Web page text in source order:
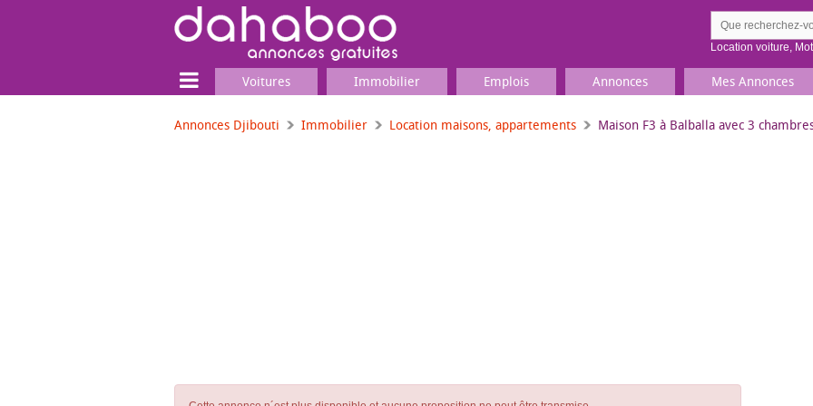
Location voiture,
Voitures Immobilier Emplois Annonces Mes Annonces
Annonces Djibouti Immobilier Location maisons, appartements Maison F3 à Balballa avec 3